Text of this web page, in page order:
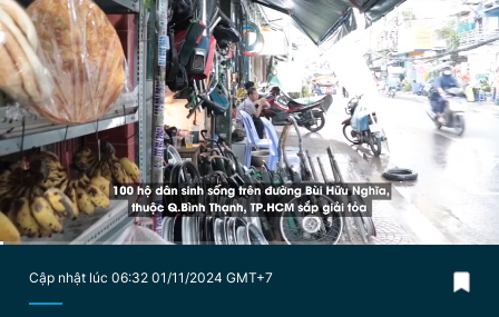
Chuyên mục
Chuyên mục khác
Chào ngày mới Tin 24h
Thông tin tài khoản
Đổi mật khẩu
Tin đã lưu
Tin đã xem
Đăng xuất
Cập nhật lúc 06:32 01/11/2024 GMT+7